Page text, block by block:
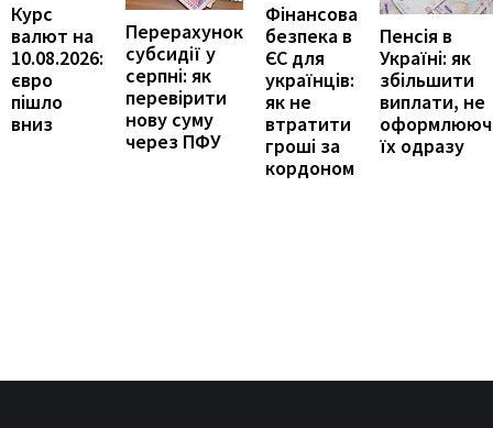
Курс
валют на
10.08.2026:
євро
пішло
вниз
Перерахунок
субсидії у
серпні: як
перевірити
нову суму
через ПФУ
Фінансова
безпека в
ЄС для
українців:
як не
втратити
гроші за
кордоном
Пенсія в
Україні: як
збільшити
виплати, не
їх одразу